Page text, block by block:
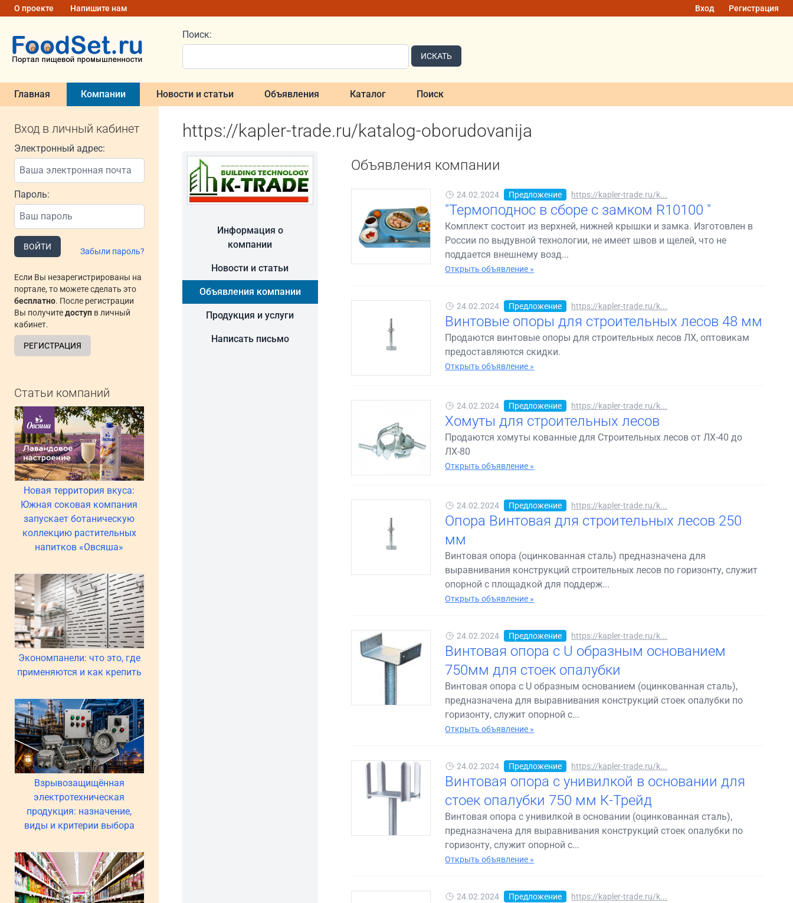
О проекте Напишите нам Вход Регистрация
Поиск:
ИСКАТЬ
Главная Компании Новости и статьи Объявления Каталог Поиск
Вход в личный кабинет
Электронный адрес:
Пароль:
ВОЙТИ Забыли пароль?
Если Вы незарегистрированы на
портале, то можете сделать это
бесплатно. После регистрации
Вы получитедоступ в личный
кабинет.
РЕГИСТРАЦИЯ
Статьи компаний
Новая территория вкуса:
Южная соковая компания
запускает ботаническую
коллекцию растительных
напитков «Овсяша»
Экономпанели: что это, где
применяются и как крепить
Взрывозащищённая
электротехническая
продукция: назначение,
виды и критерии выбора
https://kapler-trade.ru/katalog-oborudovanija
Информация о
компании
Новости и статьи
Объявления компании
Продукция и услуги
Написать письмо
Объявления компании
24.02.2024 Предложение https://kapler-trade.ru/k...
"Термоподнос в сборе с замком R10100 "
Комплект состоит из верхней, нижней крышки и замка. Изготовлен в
России по выдувной технологии, не имеет швов и щелей, что не
поддается внешнему возд...
Открыть объявление »
24.02.2024 Предложение https://kapler-trade.ru/k...
Винтовые опоры для строительных лесов 48 мм
Продаются винтовые опоры для строительных лесов ЛХ, оптовикам
предоставляются скидки.
Открыть объявление »
24.02.2024 Предложение https://kapler-trade.ru/k...
Хомуты для строительных лесов
Продаются хомуты кованные для Строительных лесов от ЛХ-40 до
ЛХ-80
Открыть объявление »
24.02.2024 Предложение https://kapler-trade.ru/k...
Опора Винтовая для строительных лесов 250
мм
Винтовая опора (оцинкованная сталь) предназначена для
выравнивания конструкций строительных лесов по горизонту, служит
опорной с площадкой для поддерж...
Открыть объявление »
24.02.2024 Предложение https://kapler-trade.ru/k...
Винтовая опора с U образным основанием
750мм для стоек опалубки
Винтовая опора с U образным основанием (оцинкованная сталь),
предназначена для выравнивания конструкций стоек опалубки по
горизонту, служит опорной с...
Открыть объявление »
24.02.2024 Предложение https://kapler-trade.ru/k...
Винтовая опора с унивилкой в основании для
стоек опалубки 750 мм К-Трейд
Винтовая опора с унивилкой в основании (оцинкованная сталь),
предназначена для выравнивания конструкций стоек опалубки по
горизонту, служит опорной с...
Открыть объявление »
24.02.2024 Предложение https://kapler-trade.ru/k...